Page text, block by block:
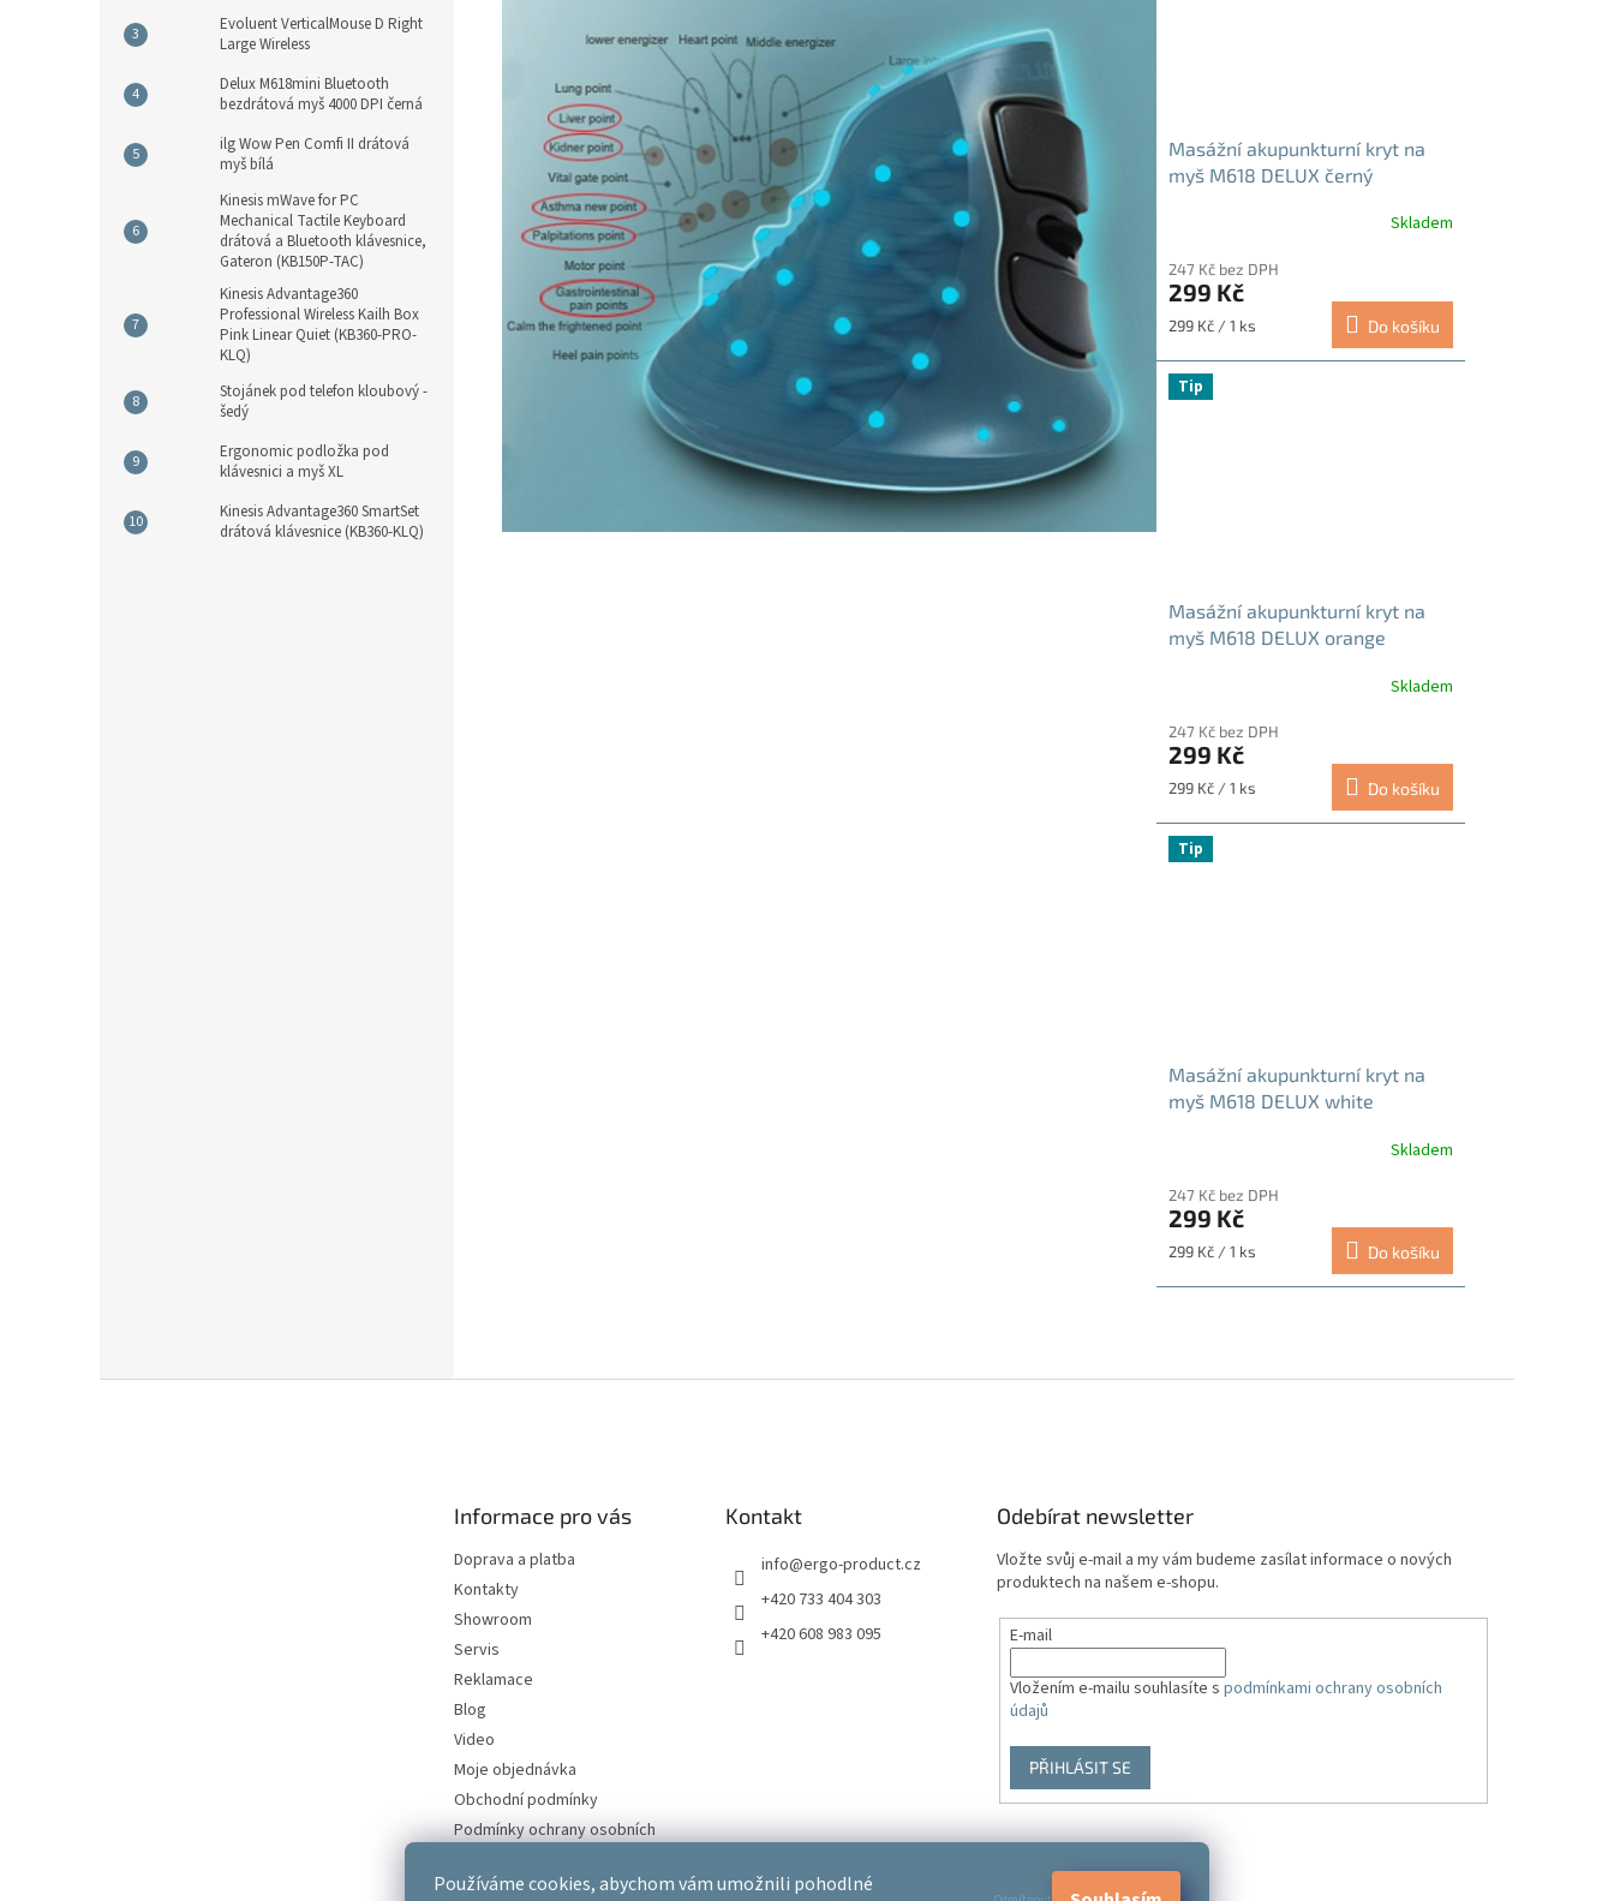
Používáme cookies, abychom vám umožnili pohodlné
Evoluent VerticalMouse D Right
Large Wireless
Delux M618mini Bluetooth
bezdrátová myš 4000 DPI černá
ilg Wow Pen Comfi II drátová
myš bílá
Kinesis mWave for PC
Mechanical Tactile Keyboard
drátová a Bluetooth klávesnice,
Gateron (KB150P-TAC)
Kinesis Advantage360
Professional Wireless Kailh Box
Pink Linear Quiet (KB360-PRO-
KLQ)
Stojánek pod telefon kloubový -
šedý
Ergonomic podložka pod
klávesnici a myš XL
Kinesis Advantage360 SmartSet
drátová klávesnice (KB360-KLQ)
Masážní akupunkturní kryt na
myš M618 DELUX černý
Skladem
247 Kč bez DPH
299 Kč
Měrná
299 Kč / 1 ks Do košíku
Tip
Masážní akupunkturní kryt na
myš M618 DELUX orange
Skladem
247 Kč bez DPH
299 Kč
Měrná
299 Kč / 1 ks Do košíku
Tip
Masážní akupunkturní kryt na
myš M618 DELUX white
Skladem
247 Kč bez DPH
299 Kč
Měrná
299 Kč / 1 ks Do košíku
Informace pro vás
Doprava a platba
Kontakty
Showroom
Servis
Reklamace
Blog
Video
Moje objednávka
Obchodní podmínky
Podmínky ochrany osobních
Kontakt
info@ergo-product.cz
+420 733 404 303
+420 608 983 095
Odebírat newsletter
Vložte svůj e-mail a my vám budeme zasílat informace o nových
produktech na našem e-shopu.
E-mail
Vložením e-mailu souhlasíte spodmínkami ochrany osobních
údajů
PŘIHLÁSIT SE